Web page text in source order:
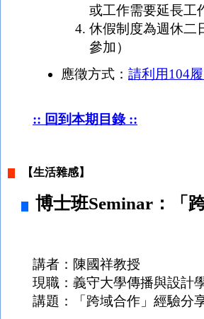
或工作需要延長工
休假制度為週休二
參加）
應徵方式： 請利用104
:: 回到本期目錄 ::
【生活雜感】
博士班Seminar：「
講者：陳國祥教授
現職：義守大學傳播與設計
講題：「跨域合作」經驗分